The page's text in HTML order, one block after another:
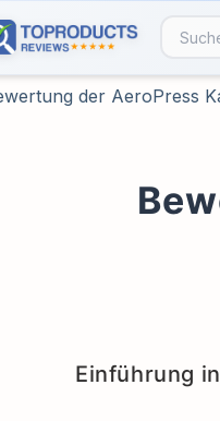
der AeroPress
Einführung